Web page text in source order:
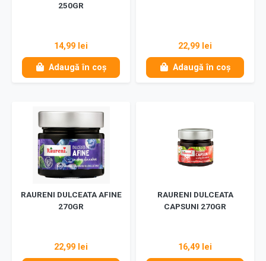
250GR
14,99 lei
Adaugă în coș
22,99 lei
Adaugă în coș
RAURENI DULCEATA AFINE
270GR
22,99 lei
RAURENI DULCEATA
CAPSUNI 270GR
16,49 lei